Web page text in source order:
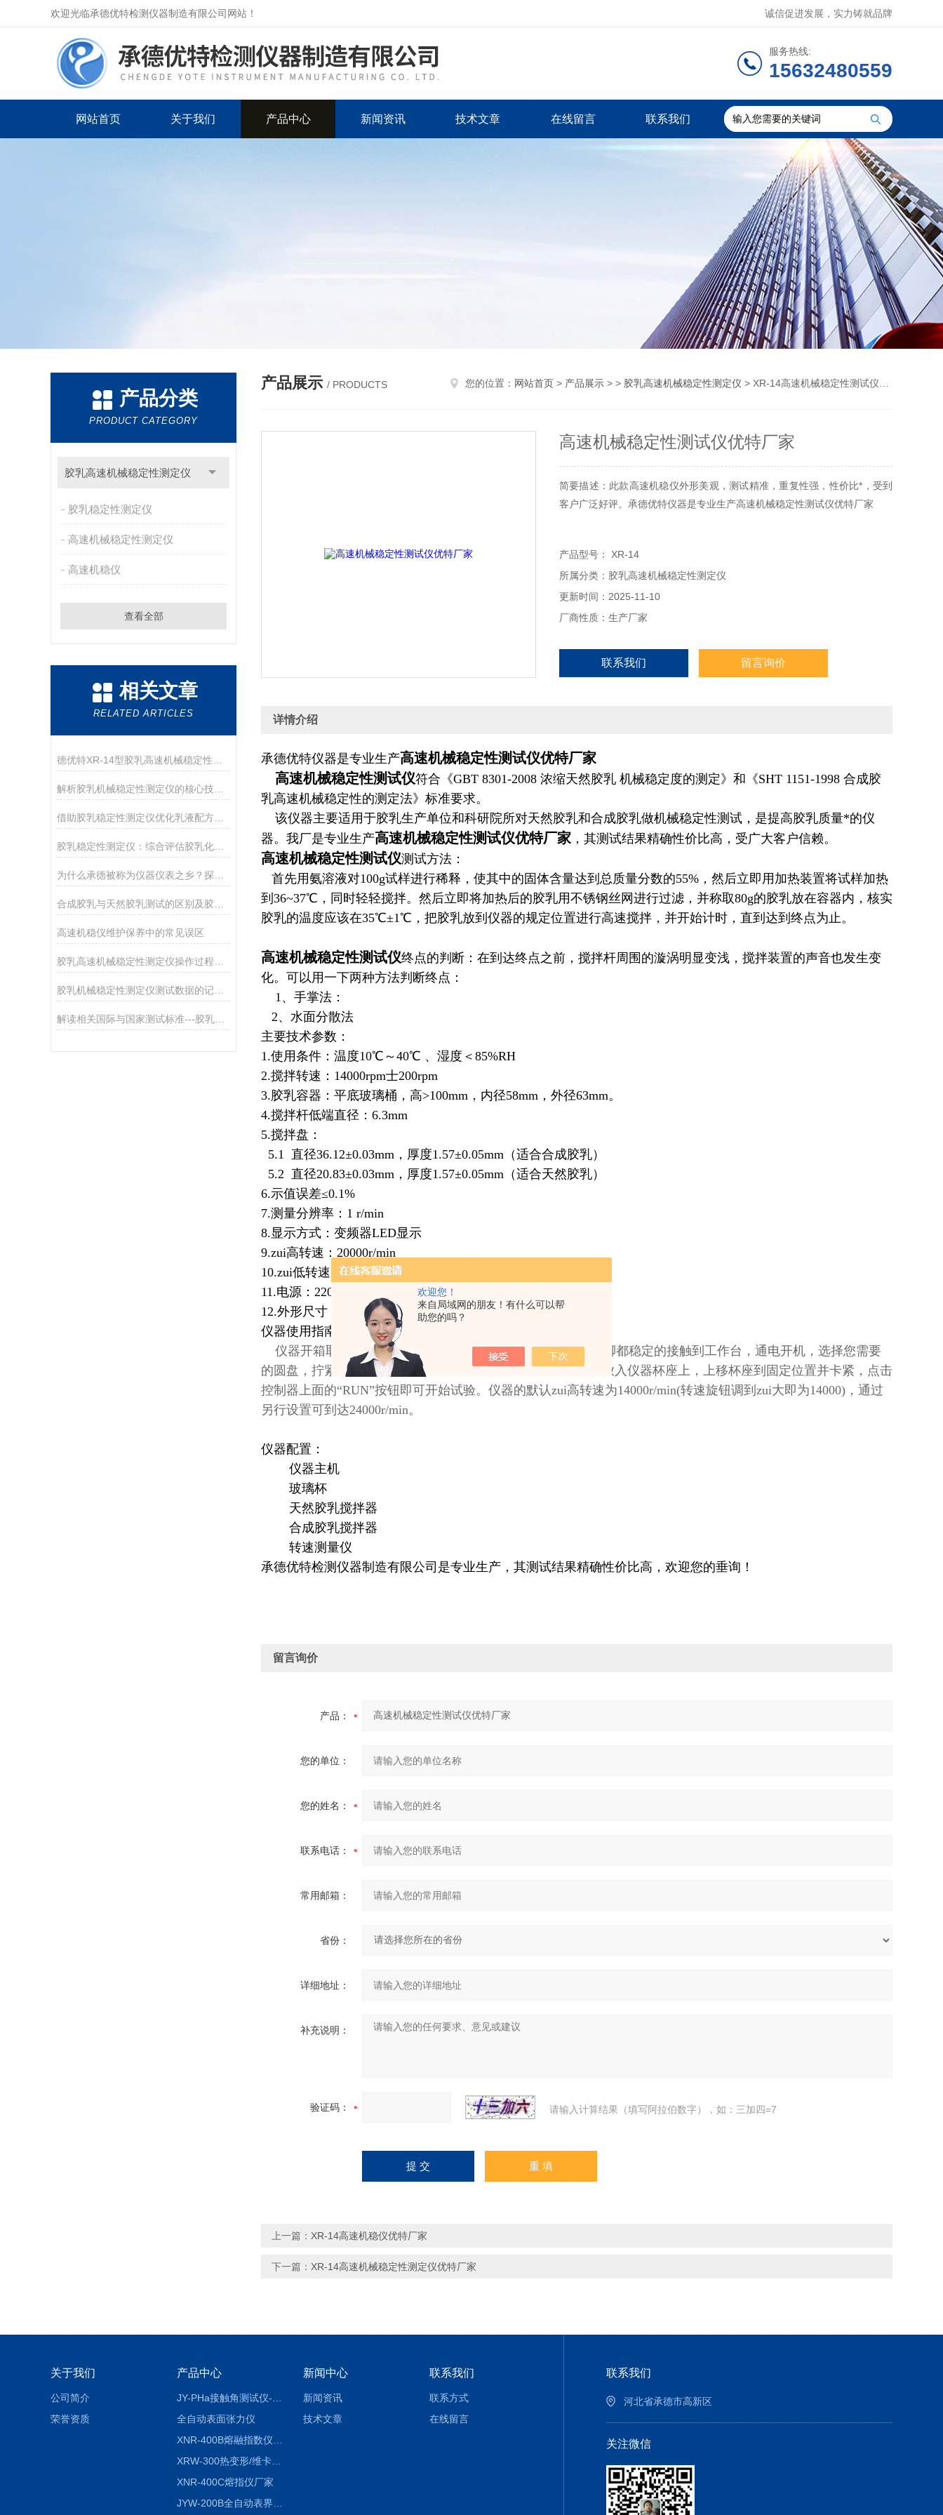
欢迎您！
来自局域网的朋友！有什么可以帮
助您的吗？
欢迎光临承德优特检测仪器制造有限公司网站！ 诚信促进发展，实力铸就品牌
服务热线:
15632480559
网站首页 关于我们 产品中心 新闻资讯 技术文章 在线留言 联系我们
产品分类
PRODUCT CATEGORY
胶乳高速机械稳定性测定仪
胶乳稳定性测定仪
高速机械稳定性测定仪
高速机稳仪
查看全部
相关文章
RELATED ARTICLES
解析胶乳机械稳定性测定仪的核心技术：变频调速与动平衡
借助胶乳稳定性测定仪优化乳液配方设计
胶乳稳定性测定仪：综合评估胶乳化学与机械稳定性的设备
合成胶乳与天然胶乳测试的区别及胶乳机械稳定性测定仪选型
高速机稳仪维护保养中的常见误区
胶乳机械稳定性测定仪测试数据的记录、处理与报告
解读相关国际与国家测试标准---胶乳高速机械稳定性测定仪
产品展示 / PRODUCTS 您的位置： 网站首页 > 产品展示 > > 胶乳高速机械稳定性测定仪 > XR-14高速机械稳定性测试仪优特厂家
高速机械稳定性测试仪优特厂家
简要描述：此款高速机稳仪外形美观，测试精准，重复性强，性价比*，受到
客户广泛好评。承德优特仪器是专业生产高速机械稳定性测试仪优特厂家
产品型号： XR-14
所属分类：胶乳高速机械稳定性测定仪
更新时间：2025-11-10
厂商性质：生产厂家
联系我们 留言询价
详情介绍
承德优特仪器是专业生产高速机械稳定性测试仪优特厂家
高速机械稳定性测试仪符合《GBT 8301-2008 浓缩天然胶乳 机械稳定度的测定》和《SHT 1151-1998 合成胶
乳高速机械稳定性的测定法》标准要求。
该仪器主要适用于胶乳生产单位和科研院所对天然胶乳和合成胶乳做机械稳定性测试，是提高胶乳质量*的仪
器。我厂是专业生产高速机械稳定性测试仪优特厂家 ，其测试结果精确性价比高，受广大客户信赖。
高速机械稳定性测试仪测试方法：
首先用氨溶液对100g试样进行稀释，使其中的固体含量达到总质量分数的55%，然后立即用加热装置将试样加热
到36~37℃，同时轻轻搅拌。然后立即将加热后的胶乳用不锈钢丝网进行过滤，并称取80g的胶乳放在容器内，核实
胶乳的温度应该在35℃±1℃，把胶乳放到仪器的规定位置进行高速搅拌，并开始计时，直到达到终点为止。
高速机械稳定性测试仪终点的判断：在到达终点之前，搅拌杆周围的漩涡明显变浅，搅拌装置的声音也发生变
化。可以用一下两种方法判断终点：
1、手掌法：
2、水面分散法
主要技术参数：
1.使用条件：温度10℃～40℃ 、湿度＜85%RH
2.搅拌转速：14000rpm士200rpm
3.胶乳容器：平底玻璃桶，高>100mm，内径58mm，外径63mm。
4.搅拌杆低端直径：6.3mm
5.搅拌盘：
5.1 直径36.12±0.03mm，厚度1.57±0.05mm（适合合成胶乳）
5.2 直径20.83±0.03mm，厚度1.57±0.05mm（适合天然胶乳）
6.示值误差≤0.1%
7.测量分辨率：1 r/min
8.显示方式：变频器LED显示
9.zui高转速：20000r/min
10.zui低转速：2000r/min
11.电源：220V士l0%、50H2、1500W
12.外形尺寸：400mm×350mm×720mm
仪器使用指南：
仪器开箱取出后，放到工作台上，通过旋转地脚，让每个地脚都稳定的接触到工作台，通电开机，选择您需要
的圆盘，拧紧至搅拌轴上，将待测胶乳倒入玻璃杯中，将杯子放入仪器杯座上，上移杯座到固定位置并卡紧，点击
控制器上面的“RUN”按钮即可开始试验。仪器的默认zui高转速为14000r/min(转速旋钮调到zui大即为14000)，通过
另行设置可到达24000r/min。
仪器配置：
仪器主机
玻璃杯
天然胶乳搅拌器
合成胶乳搅拌器
转速测量仪
承德优特检测仪器制造有限公司是专业生产 ，其测试结果精确性价比高，欢迎您的垂询！
留言询价
产品：
您的单位：
您的姓名：
联系电话：
常用邮箱：
省份：
详细地址：
补充说明：
验证码： 请输入计算结果（填写阿拉伯数字），如：三加四=7
上一篇： XR-14高速机稳仪优特厂家
下一篇： XR-14高速机械稳定性测定仪优特厂家
关于我们
公司简介
荣誉资质
产品中心
全自动表面张力仪
XRW-300热变形/维卡软化点温度测定仪
XNR-400C熔指仪厂家
新闻中心
新闻资讯
技术文章
联系我们
联系方式
在线留言
联系我们
河北省承德市高新区
关注微信